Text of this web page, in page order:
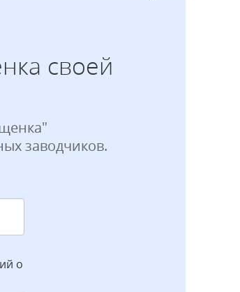
своей
заводчиков.
о